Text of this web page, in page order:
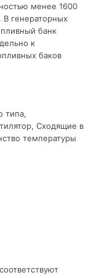
менее 1600
В генераторных
банк
к
баков
типа,
Сходящие в
температуры